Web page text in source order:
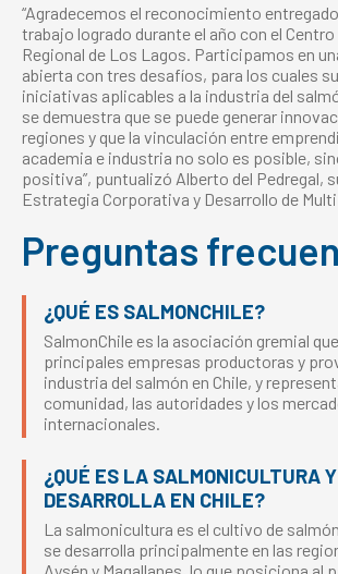
“Agradecemos el reconocimiento
trabajo logrado durante el año con el
Regional de Los Lagos. Participamos en
abierta con tres desafíos, para los cuales
iniciativas aplicables a la industria del
se demuestra que se puede generar
regiones y que la vinculación entre
academia e industria no solo es posible,
positiva”, puntualizó Alberto del Pedregal,
Estrategia Corporativa y Desarrollo de Multi
Preguntas
¿QUÉ ES SALMONCHILE?
SalmonChile es la asociación gremial
principales empresas productoras y
industria del salmón en Chile, y
comunidad, las autoridades y los
internacionales.
¿QUÉ ES LA SALMONICULTURA
DESARROLLA EN CHILE?
La salmonicultura es el cultivo de
se desarrolla principalmente en las